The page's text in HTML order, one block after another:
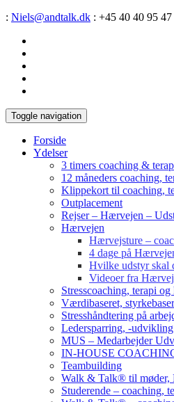
: Niels@andtalk.dk : +45 40 40 95 47
Toggle navigation
Forside
Ydelser
3 timers coaching &
12 måneders coaching,
Klippekort til coaching,
Outplacement
Rejser – Hærvejen –
Hærvejen
Hærvejsture –
4 dage på
Hvilke udstyr skal
Videoer fra
Stresscoaching, terapi
Værdibaseret,
Stresshåndtering på
Ledersparring, -
MUS – Medarbejder
IN-HOUSE
Teambuilding
Walk & Talk® til møder,
Studerende – coaching,